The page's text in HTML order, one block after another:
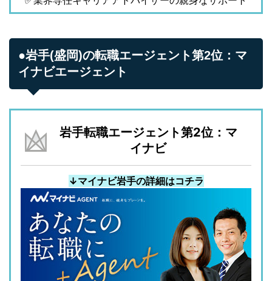
●岩手(盛岡)の転職エージェント第2位：マ
イナビエージェント
岩手転職エージェント第2位：マ
イナビ
↓マイナビ岩手の詳細はコチラ